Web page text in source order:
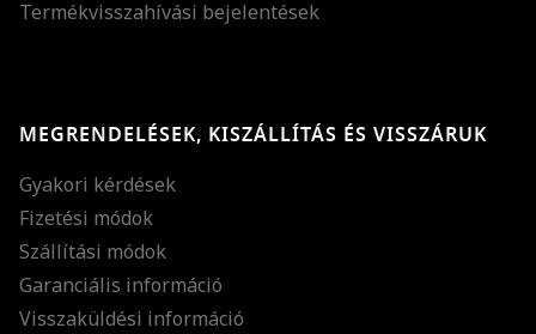
Termékvisszahívási bejelentések
MEGRENDELÉSEK, KISZÁLLÍTÁS ÉS VISSZÁRUK
Gyakori kérdések
Fizetési módok
Szállítási módok
Garanciális információ
Visszaküldési információ